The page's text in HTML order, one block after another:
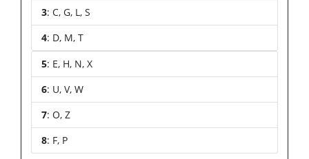
3: C, G, L, S
4: D, M, T
5: E, H, N, X
6: U, V, W
7: O, Z
8: F, P